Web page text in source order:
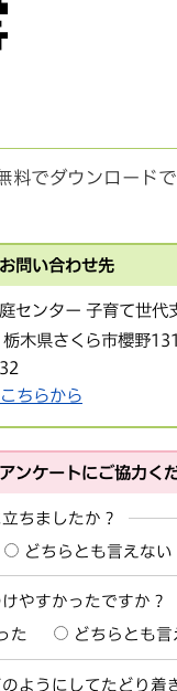
料でダウンロード
問い合わせ先
センター 子育て世代
木県さくら市櫻野
ちらから
ンケートにご協力く
ちましたか？
どちらとも言えない
やすかったですか？
た どちらとも言
ようにしてたどり着